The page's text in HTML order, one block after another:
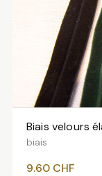
Biais velours
biais
9.60 CHF